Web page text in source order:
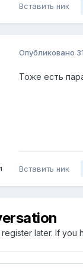
Вставить ник
Опубликовано
Тоже есть
Вставить ник
later. If you